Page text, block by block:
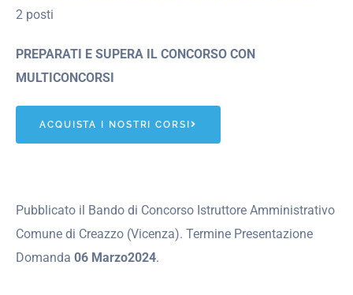
2 posti
PREPARATI E SUPERA IL CONCORSO CON
MULTICONCORSI
ACQUISTA I NOSTRI CORSI
Pubblicato il Bando di Concorso Istruttore Amministrativo
Comune di Creazzo (Vicenza). Termine Presentazione
Domanda 06 Marzo2024.